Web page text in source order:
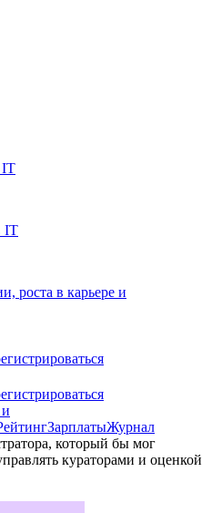
IT
IT
роста в карьере и
ЗарплатыЖурнал
который бы мог
кураторами и оценкой